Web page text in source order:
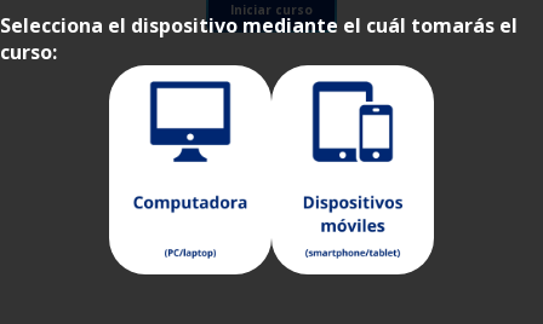
Selecciona el dispositivo mediante el cuál tomarás el
curso:
Iniciar curso